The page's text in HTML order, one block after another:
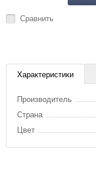
Сравнить
Характеристики
Производитель
Страна
Цвет